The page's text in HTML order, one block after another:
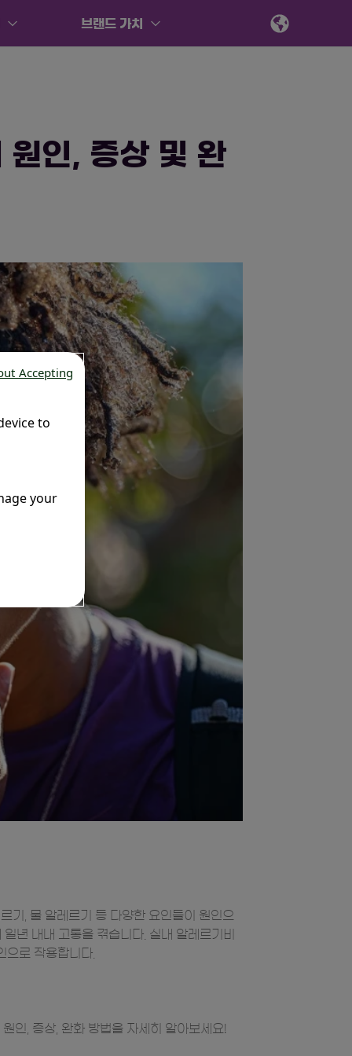
브랜드 가치
인, 증상 및 완
기, 물 알레르기 등 다양한 요인들이 원인으
년 내내 고통을 겪습니다. 실내 알레르기비
으로 작용합니다.
인, 증상, 완화 방법을 자세히 알아보세요!
to
your
Accepting